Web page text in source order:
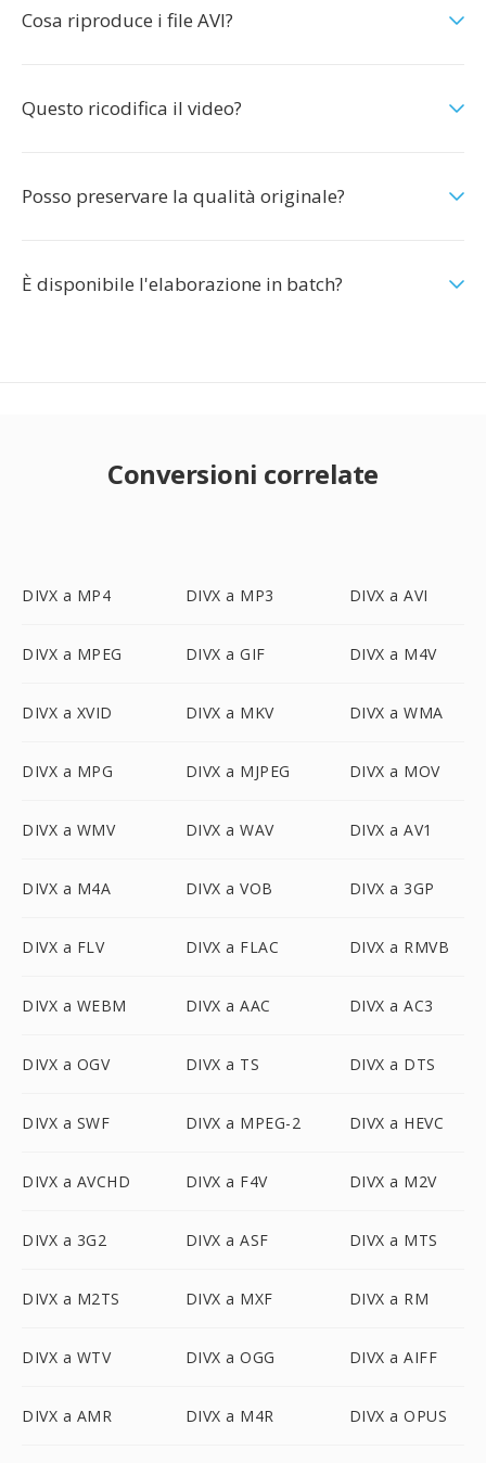
Cosa riproduce i file AVI?
Questo ricodifica il video?
Posso preservare la qualità originale?
È disponibile l'elaborazione in batch?
Conversioni correlate
DIVX a MP4 DIVX a MP3 DIVX a AVI
DIVX a MPEG DIVX a GIF DIVX a M4V
DIVX a XVID DIVX a MKV DIVX a WMA
DIVX a MPG DIVX a MJPEG DIVX a MOV
DIVX a WMV DIVX a WAV DIVX a AV1
DIVX a M4A DIVX a VOB DIVX a 3GP
DIVX a FLV DIVX a FLAC DIVX a RMVB
DIVX a WEBM DIVX a AAC DIVX a AC3
DIVX a OGV DIVX a TS DIVX a DTS
DIVX a SWF DIVX a MPEG-2 DIVX a HEVC
DIVX a AVCHD DIVX a F4V DIVX a M2V
DIVX a 3G2 DIVX a ASF DIVX a MTS
DIVX a M2TS DIVX a MXF DIVX a RM
DIVX a WTV DIVX a OGG DIVX a AIFF
DIVX a AMR DIVX a M4R DIVX a OPUS